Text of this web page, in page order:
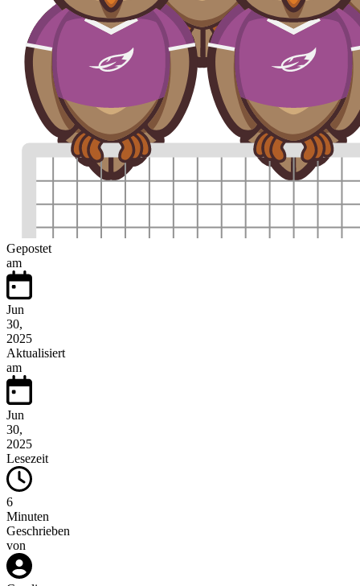
Gepostet
am
Jun
30,
2025
Aktualisiert
am
Jun
30,
2025
Lesezeit
6
Minuten
Geschrieben
von